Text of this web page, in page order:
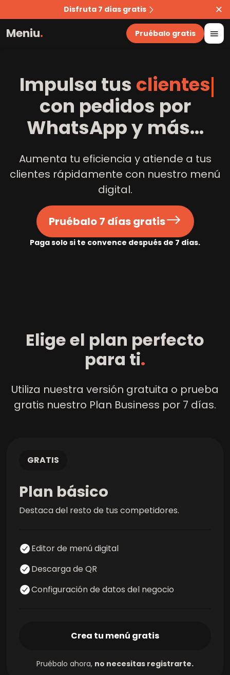
Disfruta 7 días gratis
Meniu. Pruébalo gratis
Impulsa tus clientes
con pedidos por
WhatsApp y más...
Aumenta tu eficiencia y atiende a tus
clientes rápidamente con nuestro menú
digital.
Pruébalo 7 días gratis
Paga solo si te convence después de 7 días.
Elige el plan perfecto
para ti.
Utiliza nuestra versión gratuita o prueba
gratis nuestro Plan Business por 7 días.
GRATIS
Plan básico
Destaca del resto de tus competidores.
Editor de menú digital
Descarga de QR
Configuración de datos del negocio
Crea tu menú gratis
Pruébalo ahora, no necesitas registrarte.